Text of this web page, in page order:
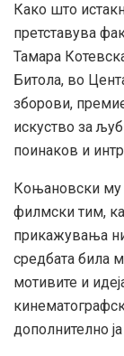
Како што
претставува
Тамара
Битола, во
зборови,
искуство за
поинаков и
Коњановски му
филмски тим,
прикажувања
средбата била
мотивите и
дополнително